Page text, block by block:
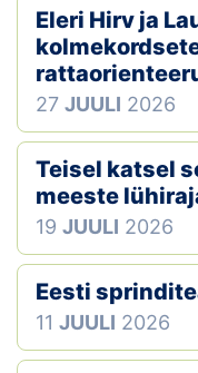
Eleri Hirv ja
27 JUULI 2026
Teisel katsel
meeste
19 JUULI 2026
Eesti
11 JUULI 2026